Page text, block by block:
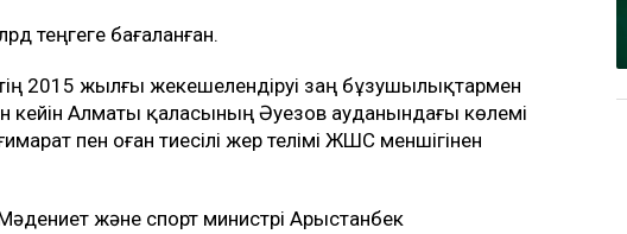
теңгеге бағаланған.
2015 жылғы жекешелендіруі заң бұзушылықтармен
кейін Алматы қаласының Әуезов ауданындағы көлемі
пен оған тиесілі жер телімі ЖШС меншігінен
және спорт министрі Арыстанбек